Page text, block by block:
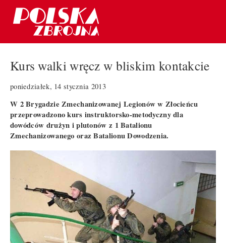
Kurs walki wręcz w bliskim kontakcie
poniedziałek, 14 stycznia 2013
W 2 Brygadzie Zmechanizowanej Legionów w Złocieńcu
przeprowadzono kurs instruktorsko-metodyczny dla
dowódców drużyn i plutonów z 1 Batalionu
Zmechanizowanego oraz Batalionu Dowodzenia.